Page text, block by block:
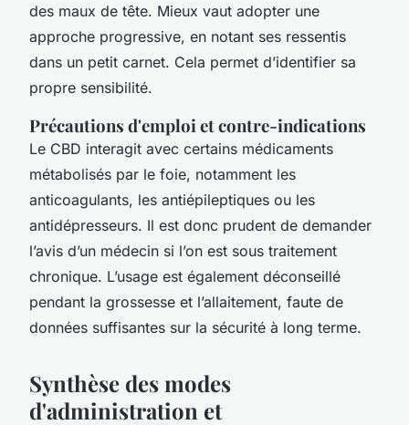
des maux de tête. Mieux vaut adopter une
approche progressive, en notant ses ressentis
dans un petit carnet. Cela permet d’identifier sa
propre sensibilité.
Précautions d'emploi et contre-indications
Le CBD interagit avec certains médicaments
métabolisés par le foie, notamment les
anticoagulants, les antiépileptiques ou les
antidépresseurs. Il est donc prudent de demander
l’avis d’un médecin si l’on est sous traitement
chronique. L’usage est également déconseillé
pendant la grossesse et l’allaitement, faute de
données suffisantes sur la sécurité à long terme.
Synthèse des modes
d'administration et